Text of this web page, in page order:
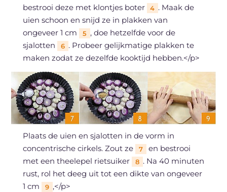
bestrooi deze met klontjes boter 4 . Maak de
uien schoon en snijd ze in plakken van
ongeveer 1 cm
5 , doe hetzelfde voor de
sjalotten
6 . Probeer gelijkmatige plakken te
maken zodat ze dezelfde kooktijd hebben.</p>
Plaats de uien en sjalotten in de vorm in
concentrische cirkels. Zout ze
7
en bestrooi
met een theelepel rietsuiker
8 . Na 40 minuten
rust, rol het deeg uit tot een dikte van ongeveer
1 cm
9 ,</p>